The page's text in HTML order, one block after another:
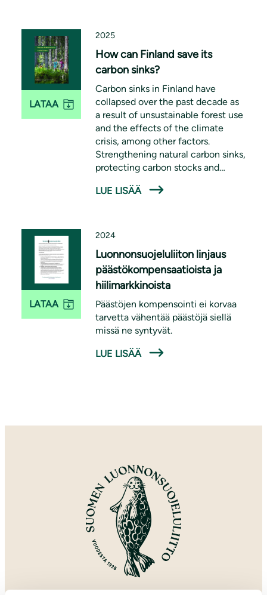
metsäbioenergian käyttöä.
LATAA
2025
How can Finland save its
carbon sinks?
Carbon sinks in Finland have
collapsed over the past decade as
a result of unsustainable forest use
and the effects of the climate
crisis, among other factors.
Strengthening natural carbon sinks,
protecting carbon stocks and
measures for ensuring a liveable
LUE LISÄÄ
LATAA
2024
Luonnonsuojeluliiton linjaus
päästökompensaatioista ja
hiilimarkkinoista
Päästöjen kompensointi ei korvaa
tarvetta vähentää päästöjä siellä
missä ne syntyvät.
LUE LISÄÄ